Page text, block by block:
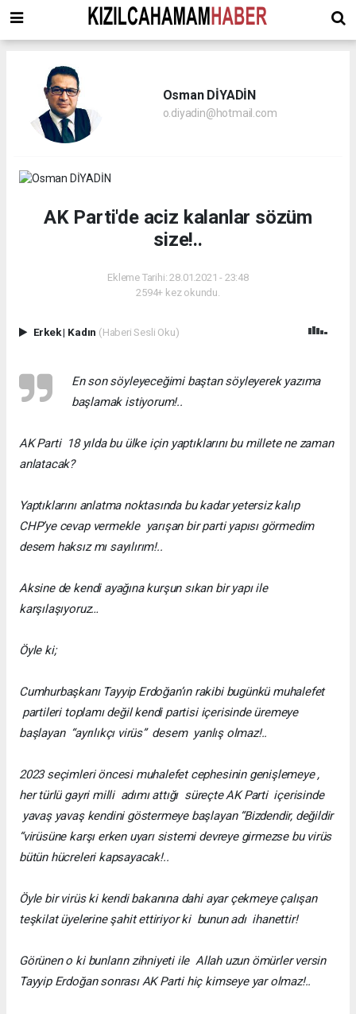
Osman DİYADİN
o.diyadin@hotmail.com
AK Parti'de aciz kalanlar sözüm
size!..
Ekleme Tarihi: 28.01.2021 - 23:48
2594+ kez okundu.
Erkek| Kadın (Haberi Sesli Oku)
En son söyleyeceğimi baştan söyleyerek yazıma
başlamak istiyorum!..
AK Parti 18 yılda bu ülke için yaptıklarını bu millete ne zaman
anlatacak?
Yaptıklarını anlatma noktasında bu kadar yetersiz kalıp
CHP’ye cevap vermekle yarışan bir parti yapısı görmedim
desem haksız mı sayılırım!..
Aksine de kendi ayağına kurşun sıkan bir yapı ile
karşılaşıyoruz…
Öyle ki;
Cumhurbaşkanı Tayyip Erdoğan’ın rakibi bugünkü muhalefet
partileri toplamı değil kendi partisi içerisinde üremeye
başlayan “ayrılıkçı virüs” desem yanlış olmaz!..
2023 seçimleri öncesi muhalefet cephesinin genişlemeye ,
her türlü gayri milli adımı attığı süreçte AK Parti içerisinde
yavaş yavaş kendini göstermeye başlayan “Bizdendir, değildir
“virüsüne karşı erken uyarı sistemi devreye girmezse bu virüs
bütün hücreleri kapsayacak!..
Öyle bir virüs ki kendi bakanına dahi ayar çekmeye çalışan
teşkilat üyelerine şahit ettiriyor ki bunun adı ihanettir!
Görünen o ki bunların zihniyeti ile Allah uzun ömürler versin
Tayyip Erdoğan sonrası AK Parti hiç kimseye yar olmaz!..